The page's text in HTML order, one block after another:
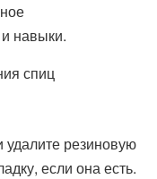
навыки.
спиц
удалите резиновую
если она есть.